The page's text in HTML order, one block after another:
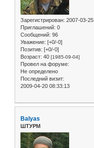
Зарегистрирован: 2007-03-25
Приглашений: 0
Сообщений: 96
Уважение: [+0/-0]
Позитив: [+0/-0]
Возраст: 40 [1985-09-04]
Провел на форуме:
Не определено
Последний визит:
2009-04-20 08:33:13
Balyas
ШТУРМ